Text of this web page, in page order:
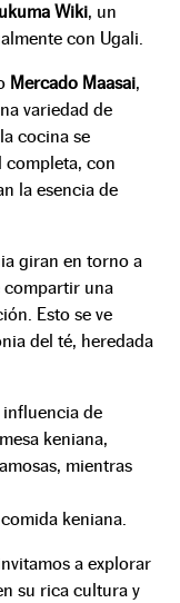
Wiki, un
con Ugali.
Mercado Maasai,
variedad de
cocina se
completa, con
la esencia de
giran en torno a
compartir una
Esto se ve
del té, heredada
influencia de
keniana,
mientras
keniana.
a explorar
su rica cultura y